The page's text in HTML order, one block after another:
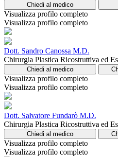
Chiedi al medico
Visualizza profilo completo
Visualizza profilo completo
Dott. Sandro Canossa M.D.
Chirurgia Plastica Ricostruttiva ed
Chiedi al medico
Visualizza profilo completo
Visualizza profilo completo
Dott. Salvatore Fundarò M.D.
Chirurgia Plastica Ricostruttiva ed
Chiedi al medico
Visualizza profilo completo
Visualizza profilo completo